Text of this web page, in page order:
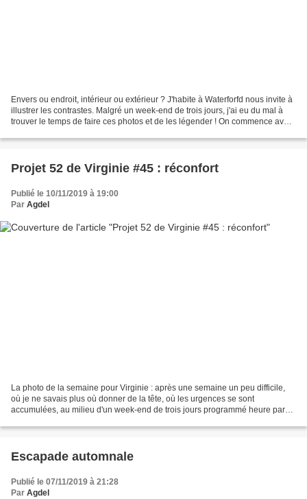
Envers ou endroit, intérieur ou extérieur ? J'habite à Waterforfd nous invite à
illustrer les contrastes. Malgré un week-end de trois jours, j'ai eu du mal à
trouver le temps de faire ces photos et de les légender ! On commence avec
Projet 52 de Virginie #45 : réconfort
Publié le 10/11/2019 à 19:00
Par Agdel
La photo de la semaine pour Virginie : après une semaine un peu difficile,
où je ne savais plus où donner de la tête, où les urgences se sont
accumulées, au milieu d'un week-end de trois jours programmé heure par
Escapade automnale
Publié le 07/11/2019 à 21:28
Par Agdel